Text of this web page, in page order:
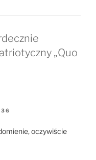
„Quo
oczywiście